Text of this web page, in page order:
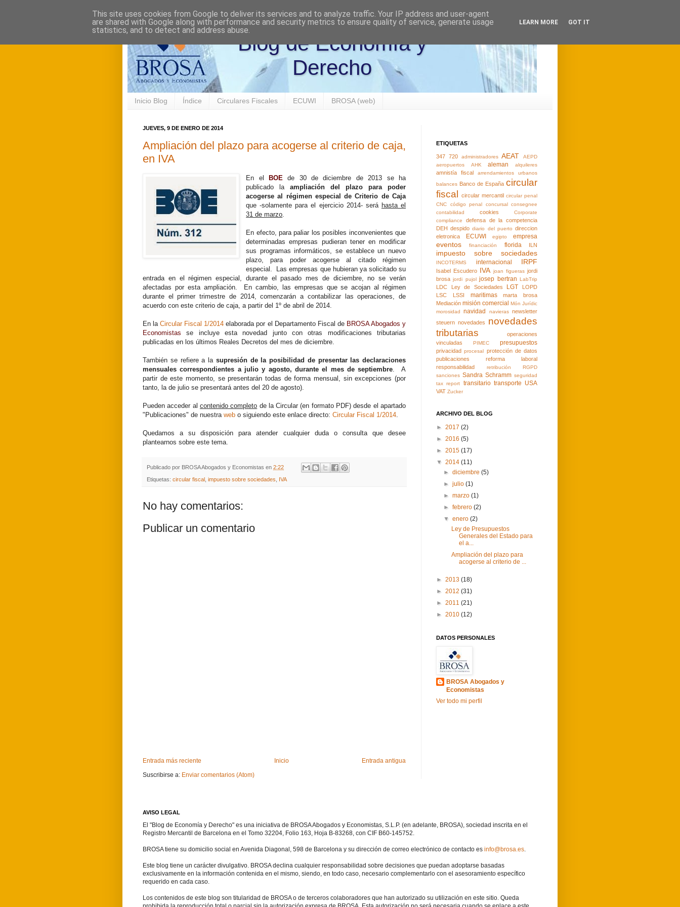
Blog de Economía y
Derecho
Inicio Blog Índice Circulares Fiscales ECUWI BROSA (web)
JUEVES, 9 DE ENERO DE 2014
Ampliación del plazo para acogerse al criterio de caja,
en IVA
En el BOEde 30 de diciembre de 2013 se ha
publicado laampliación del plazo para poder
acogerse al régimen especial de Criterio de Caja
que -solamente para el ejercicio 2014- será hasta el
31 de marzo.
En efecto, para paliar los posibles inconvenientes que
determinadas empresas pudieran tener en modificar
sus programas informáticos, se establece un nuevo
plazo, para poder acogerse al citado régimen
especial. Las empresas que hubieran ya solicitado su
entrada en el régimen especial, durante el pasado mes de diciembre, no se verán
afectadas por esta ampliación. En cambio, las empresas que se acojan al régimen
durante el primer trimestre de 2014, comenzarán a contabilizar las operaciones, de
acuerdo con este criterio de caja, a partir del 1º de abril de 2014.
En laCircular Fiscal 1/2014 elaborada por el Departamento Fiscal de BROSA Abogados y
Economistas se incluye esta novedad junto con otras modificaciones tributarias
publicadas en los últimos Reales Decretos del mes de diciembre.
También se refiere a la supresión de la posibilidad de presentar las declaraciones
mensuales correspondientes a julio y agosto, durante el mes de septiembre. A
partir de este momento, se presentarán todas de forma mensual, sin excepciones (por
tanto, la de julio se presentará antes del 20 de agosto).
Pueden acceder al contenido completo de la Circular (en formato PDF) desde el apartado
"Publicaciones" de nuestra web o siguiendo este enlace directo: Circular Fiscal 1/2014.
Quedamos a su disposición para atender cualquier duda o consulta que desee
plantearnos sobre este tema.
Publicado por BROSA Abogados y Economistas en 2:22
Etiquetas: circular fiscal impuesto sobre sociedades IVA
No hay comentarios:
Publicar un comentario
Entrada más reciente Entrada antigua
Inicio
Suscribirse a: Enviar comentarios (Atom)
ETIQUETAS
347 720 administradores AEAT
AEPD
aeropuertos
AHK aleman alquileres
amnistía fiscal
arrendamientos urbanos
balances Banco de España circular
fiscal circular mercantil circular penal
CNC
código penal concursal consegnee
contabilidad
cookies
Corporate
compliance
defensa de la competencia
DEH despido diario del puerto direccion
eletronica
ECUWI egipto empresa
eventos financiación florida ILN
impuesto sobre sociedades
INCOTERMS internacional IRPF
Isabel Escudero IVA joan figueras jordi
brosa jordi pujol josep bertran LabTrip
LDC Ley de Sociedades LGT
LOPD
LSC
LSSI maritimas
marta brosa
Mediación misión comercial Món Jurídic
morosidad
navidad navieras newsletter
steuern novedades
novedades
tributarias
operaciones
vinculadas
PIMEC presupuestos
privacidad procesal protección de datos
publicaciones
reforma laboral
responsabilidad
retribución
RGPD
sanciones Sandra Schramm seguridad
tax report
transitario transporte USA
VAT Zucker
ARCHIVO DEL BLOG
► 2017 (2)
► 2016 (5)
► 2015 (17)
▼ 2014 (11)
►diciembre(5)
►julio(1)
►marzo(1)
►febrero(2)
▼enero(2)
Ley de Presupuestos
Generales del Estado para
el a...
Ampliación del plazo para
acogerse al criterio de ...
► 2013 (18)
► 2012 (31)
► 2011 (21)
► 2010 (12)
DATOS PERSONALES
BROSA Abogados y
Economistas
Ver todo mi perfil
AVISO LEGAL
El "Blog de Economía y Derecho" es una iniciativa de BROSA Abogados y Economistas, S.L.P. (en adelante, BROSA), sociedad inscrita en el
Registro Mercantil de Barcelona en el Tomo 32204, Folio 163, Hoja B-83268, con CIF B60-145752.
BROSA tiene su domicilio social en Avenida Diagonal, 598 de Barcelona y su dirección de correo electrónico de contacto es info@brosa.es.
Este blog tiene un carácter divulgativo. BROSA declina cualquier responsabilidad sobre decisiones que puedan adoptarse basadas
exclusivamente en la información contenida en el mismo, siendo, en todo caso, necesario complementarlo con el asesoramiento específico
requerido en cada caso.
Los contenidos de este blog son titularidad de BROSA o de terceros colaboradores que han autorizado su utilización en este sitio. Queda
This site uses cookies from Google to deliver its services and to analyze traffic. Your IP address and user-agent
are shared with Google along with performance and security metrics to ensure quality of service, generate usage
statistics, and to detect and address abuse.
LEARN MORE GOT IT